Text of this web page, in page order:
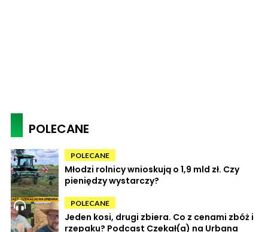
POLECANE
POLECANE
Młodzi rolnicy wnioskują o 1,9 mld zł. Czy
pieniędzy wystarczy?
POLECANE
Jeden kosi, drugi zbiera. Co z cenami zbóż i
rzepaku? Podcast Czekał(a) na Urbana